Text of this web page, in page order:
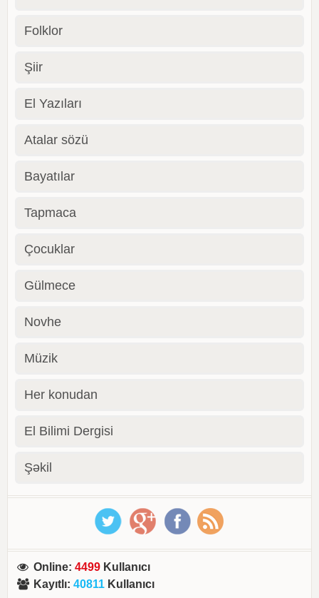
Folklor
Şiir
El Yazıları
Atalar sözü
Bayatılar
Tapmaca
Çocuklar
Gülmece
Novhe
Müzik
Her konudan
El Bilimi Dergisi
Şəkil
Online:4499 Kullanıcı
Kayıtlı:40811 Kullanıcı